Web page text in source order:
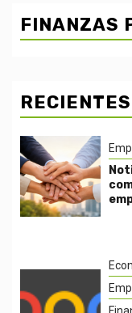
FINANZAS
RECIENTES